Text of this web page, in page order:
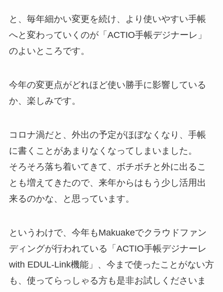
と、毎年細かい変更を続け、より使いやすい手帳
へと変わっていくのが「ACTIO手帳デジナーレ」
のよいところです。
今年の変更点がどれほど使い勝手に影響している
か、楽しみです。
コロナ渦だと、外出の予定がほぼなくなり、手帳
に書くことがあまりなくなってしまいました。
そろそろ落ち着いてきて、ボチボチと外に出るこ
とも増えてきたので、来年からはもう少し活用出
来るのかな、と思っています。
というわけで、今年もMakuakeでクラウドファン
ディングが行われている「ACTIO手帳デジナーレ
with EDUL-Link機能」、今まで使ったことがない方
も、使ってらっしゃる方も是非お試しくださいま